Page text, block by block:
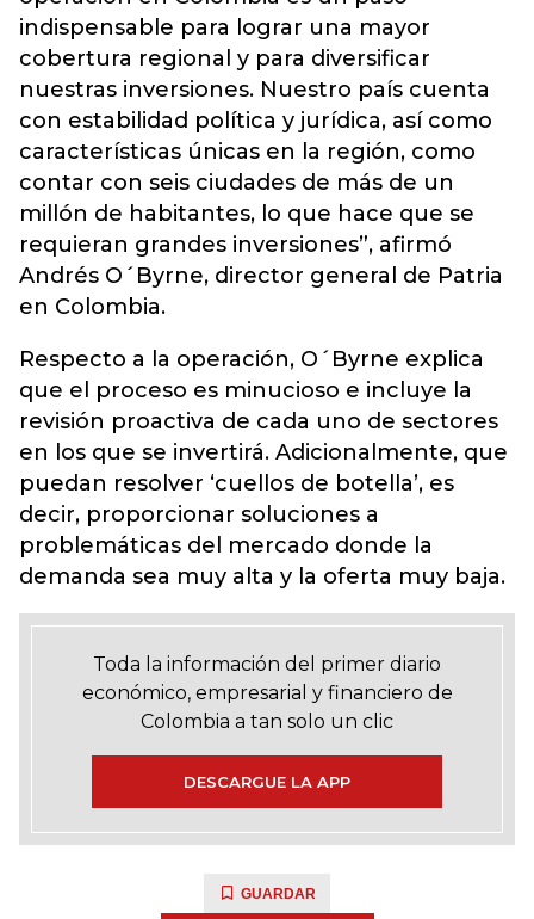
indispensable para lograr una mayor
cobertura regional y para diversificar
nuestras inversiones. Nuestro país cuenta
con estabilidad política y jurídica, así como
características únicas en la región, como
contar con seis ciudades de más de un
millón de habitantes, lo que hace que se
requieran grandes inversiones”, afirmó
Andrés O´Byrne, director general de Patria
en Colombia.
Respecto a la operación, O´Byrne explica
que el proceso es minucioso e incluye la
revisión proactiva de cada uno de sectores
en los que se invertirá. Adicionalmente, que
puedan resolver ‘cuellos de botella’, es
decir, proporcionar soluciones a
problemáticas del mercado donde la
demanda sea muy alta y la oferta muy baja.
Toda la información del primer diario
económico, empresarial y financiero de
Colombia a tan solo un clic
DESCARGUE LA APP
GUARDAR